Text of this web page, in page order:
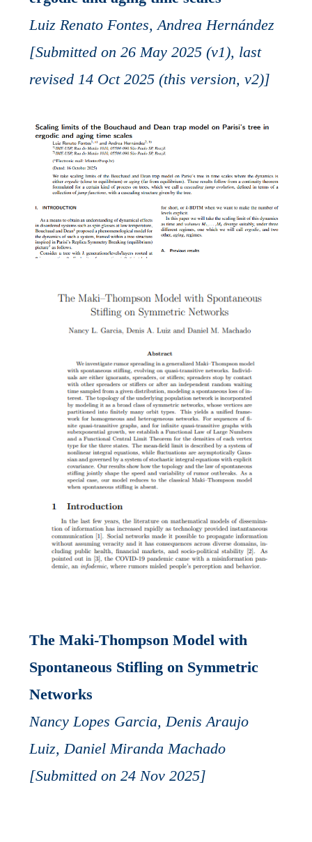
Luiz Renato Fontes, Andrea Hernández
[Submitted on 26 May 2025 (v1), last
revised 14 Oct 2025 (this version, v2)]
The Maki-Thompson Model with
Spontaneous Stifling on Symmetric
Networks
Nancy Lopes Garcia, Denis Araujo
Luiz, Daniel Miranda Machado
[Submitted on 24 Nov 2025]